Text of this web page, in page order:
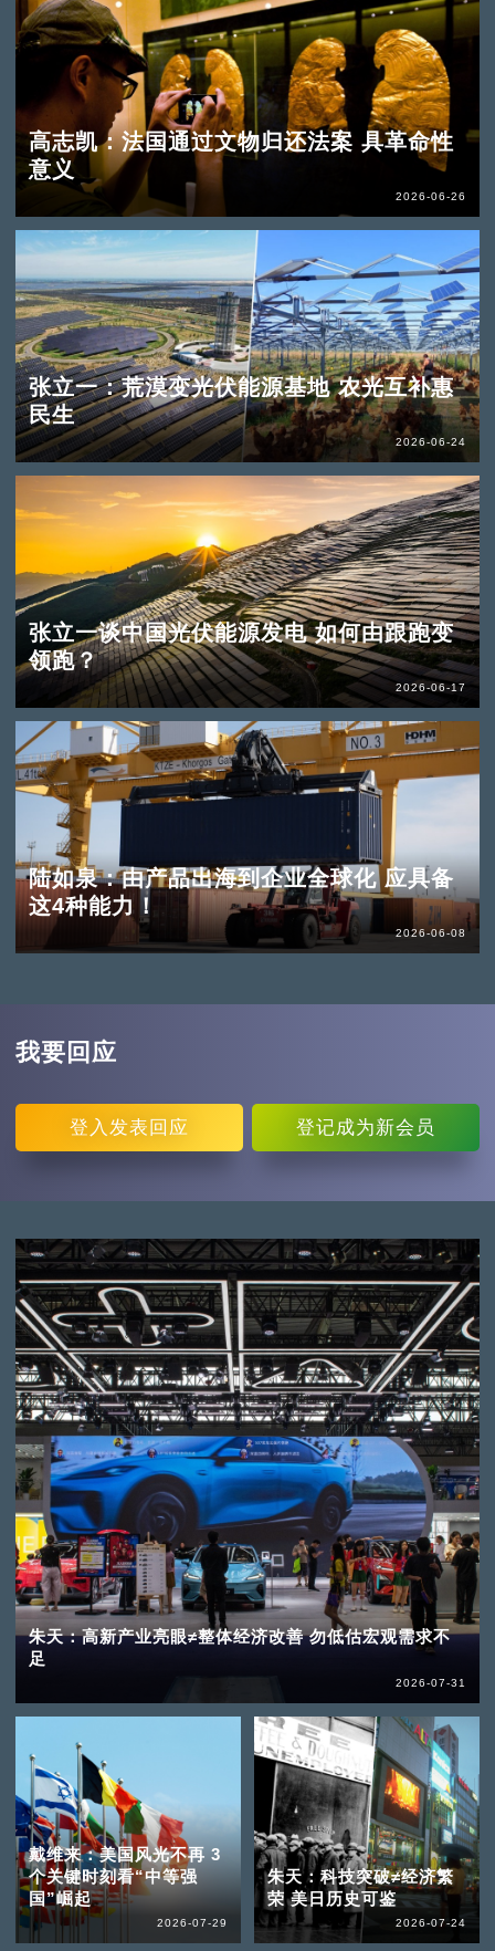
高志凯：法国通过文物归还法案 具革命性
意义
2026-06-26
张立一：荒漠变光伏能源基地 农光互补惠
民生
2026-06-24
张立一谈中国光伏能源发电 如何由跟跑变
领跑？
2026-06-17
陆如泉：由产品出海到企业全球化 应具备
这4种能力！
2026-06-08
我要回应
登入 发表回应 登记成为新会员
朱天：高新产业亮眼≠整体经济改善 勿低估宏观需求不
足
2026-07-31
戴维来：美国风光不再 3
个关键时刻看“中等强
国”崛起
2026-07-29
朱天：科技突破≠经济繁
荣 美日历史可鉴
2026-07-24